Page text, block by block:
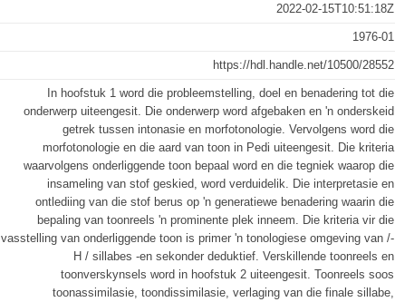
2022-02-15T10:51:18Z
1976-01
https://hdl.handle.net/10500/28552
In hoofstuk 1 word die probleemstelling, doel en benadering tot die
onderwerp uiteengesit. Die onderwerp word afgebaken en 'n onderskeid
getrek tussen intonasie en morfotonologie. Vervolgens word die
morfotonologie en die aard van toon in Pedi uiteengesit. Die kriteria
waarvolgens onderliggende toon bepaal word en die tegniek waarop die
insameling van stof geskied, word verduidelik. Die interpretasie en
ontlediing van die stof berus op 'n generatiewe benadering waarin die
bepaling van toonreels 'n prominente plek inneem. Die kriteria vir die
vasstelling van onderliggende toon is primer 'n tonologiese omgeving van /-
H / sillabes -en sekonder deduktief. Verskillende toonreels en
toonverskynsels word in hoofstuk 2 uiteengesit. Toonreels soos
toonassimilasie, toondissimilasie, verlaging van die finale sillabe,